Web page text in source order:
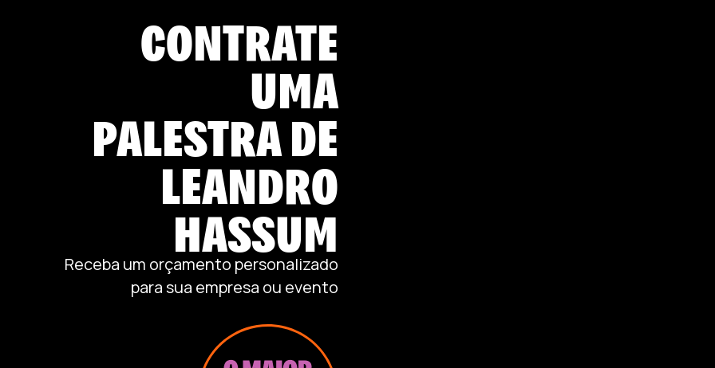
CONTRATE
UMA
PALESTRA DE
LEANDRO
HASSUM
Receba um orçamento personalizado
para sua empresa ou evento